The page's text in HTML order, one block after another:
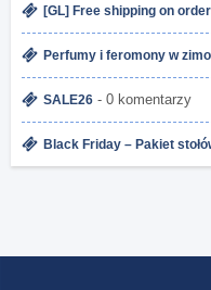
[GL] Free shipping on
Perfumy i feromony w
SALE26 - 0 komentarzy
Black Friday – Pakiet